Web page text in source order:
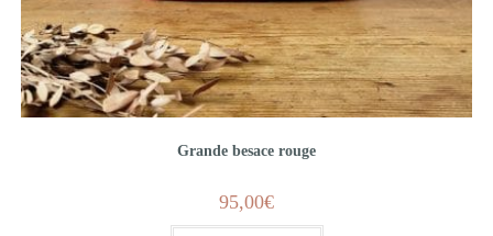
Grande besace rouge
95,00€